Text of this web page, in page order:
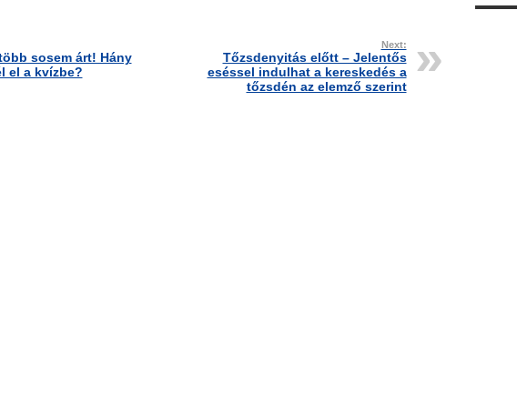
sosem árt! Hány
el a kvízbe?
Next:
Tőzsdenyitás előtt – Jelentős
eséssel indulhat a kereskedés a
tőzsdén az elemző szerint